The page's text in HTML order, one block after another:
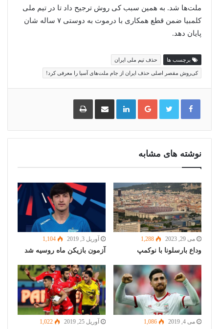
ملت‌ها شد. به همین سبب کی روش ترجیح داد تا در تیم ملی
کلمبیا ضمن قطع همکاری با درموت به دوستی ۷ ساله شان
پایان دهد.
برچسب ها حذف تیم ملی ایران
کی‌روش مقصر اصلی حذف ایران از جام ملت‌های آسیا را معرفی کرد!
گوگل
پلاس
لینکدین اشتراک
گذاری
ایمیل
چاپ
نوشته های مشابه
می 29, 2023 1,288
وداع بارسلونا با نوکمپ
آوریل 3, 2019 1,104
آزمون بازیکن ماه روسیه شد
می 4, 2019 1,086 آوریل 25, 2019 1,022